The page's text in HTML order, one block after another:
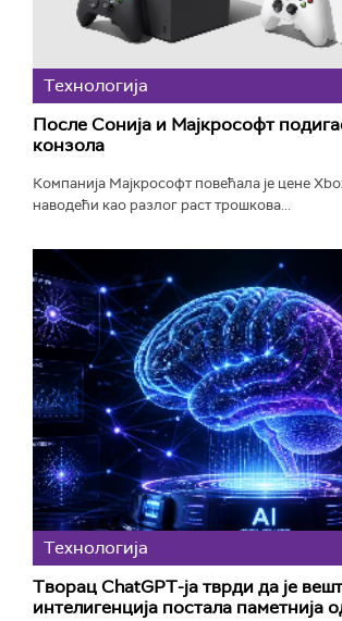
Технологијa
После Сонија и Мајкрософт
конзола
Компанија Мајкрософт повећала је цене
наводећи као разлог раст трошкова...
Технологијa
Творац ChatGPT-ја тврди да је
интелигенција постала паметнија